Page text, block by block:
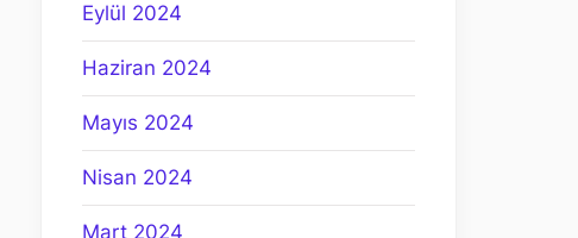
Eylül 2024
Haziran 2024
Mayıs 2024
Nisan 2024
Mart 2024